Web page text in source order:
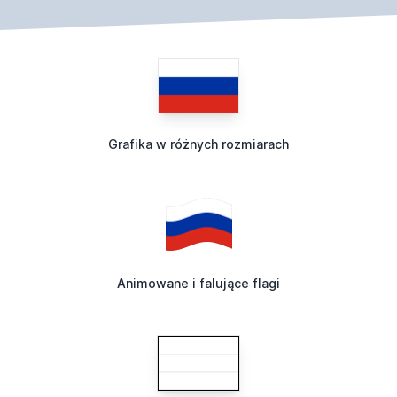
Grafika w różnych rozmiarach
Animowane i falujące flagi